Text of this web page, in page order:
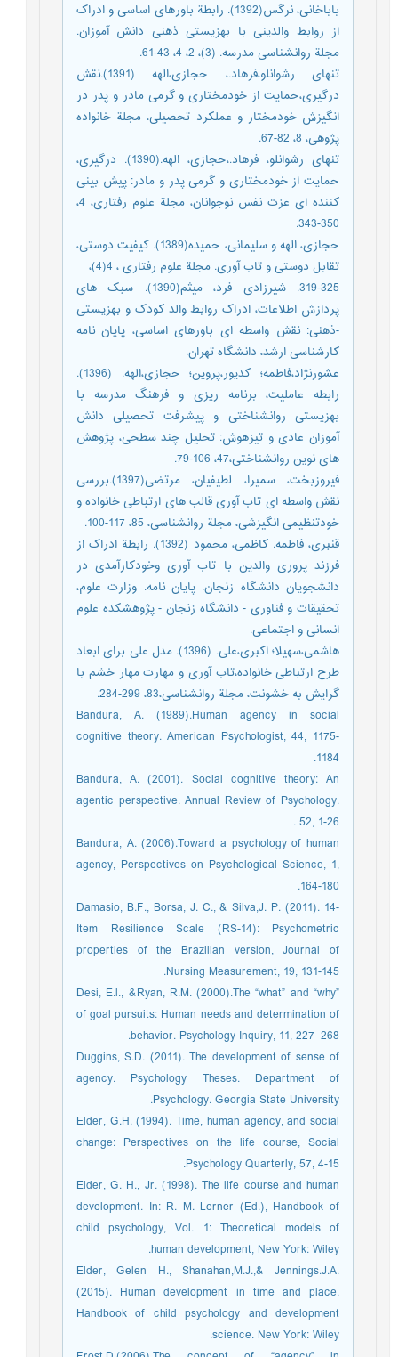
باباخانی، نرگس(1392). رابطة باورهای اساسی و ادراک
از روابط والدینی با بهزیستی ذهنی دانش آموزان.
مجلة روانشناسی مدرسه. (3)، 2، 4، 43-61.
تنهای رشوانلو،فرهاد.، حجازی،الهه (1391).نقش
درگیری،حمایت از خودمختاری و گرمی مادر و پدر در
انگیزش خودمختار و عملکرد تحصیلی، مجلة خانواده
پژوهی، 8، 82-67.
تنهای رشوانلو، فرهاد.،حجازی، الهه.(1390). درگیری،
حمایت از خودمختاری و گرمی پدر و مادر: پیش بینی
کننده ای عزت نفس نوجوانان، مجلة علوم رفتاری، 4،
350-343.
حجازی، الهه و سلیمانی، حمیده(1389). کیفیت دوستی،
تقابل دوستی و تاب آوری. مجلة علوم رفتاری ، 4(4)،
319-325. شیرزادی فرد، میثم(1390). سبک های
پردازش اطلاعات، ادراک روابط والد کودک و بهزیستی
-ذهنی: نقش واسطه ای باورهای اساسی، پایان نامه
کارشناسی ارشد، دانشگاه تهران.
عشورنژاد،فاطمه؛ کدیور،پروین؛ حجازی،الهه. (1396).
رابطه عاملیت، برنامه ریزی و فرهنگ مدرسه با
بهزیستی روانشناختی و پیشرفت تحصیلی دانش
آموزان عادی و تیزهوش: تحلیل چند سطحی، پژوهش
های نوین روانشناختی،47، 106-79.
فیروزبخت، سمیرا، لطیفیان، مرتضی(1397).بررسی
نقش واسطه ای تاب آوری قالب های ارتباطی خانواده و
خودتنظیمی انگیزشی، مجلة روانشناسی، 85، 117-100.
قنبری، فاطمه. کاظمی، محمود (1392). رابطة ادراک از
فرزند پروری والدین با تاب آوری وخودکارآمدی در
دانشجویان دانشگاه زنجان. پایان نامه. وزارت علوم،
تحقیقات و فناوری - دانشگاه زنجان - پژوهشکده علوم
انسانی و اجتماعی.
هاشمی،سهیلا؛ اکبری،علی. (1396). مدل علی برای ابعاد
طرح ارتباطی خانواده،تاب آوری و مهارت مهار خشم با
گرایش به خشونت، مجلة روانشناسی،83، 299-284.
Bandura, A. (1989).Human agency in social
cognitive theory. American Psychologist, 44, 1175-
1184.
Bandura, A. (2001). Social cognitive theory: An
agentic perspective. Annual Review of Psychology.
52, 1-26 .
Bandura, A. (2006).Toward a psychology of human
agency, Perspectives on Psychological Science, 1,
164-180.
Damasio, B.F., Borsa, J. C., & Silva,J. P. (2011). 14-
Item Resilience Scale (RS-14): Psychometric
properties of the Brazilian version, Journal of
Nursing Measurement, 19, 131-145.
Desi, E.l., &Ryan, R.M. (2000).The “what” and “why”
of goal pursuits: Human needs and determination of
behavior. Psychology Inquiry, 11, 227–268.
Duggins, S.D. (2011). The development of sense of
agency. Psychology Theses. Department of
Psychology. Georgia State University.
Elder, G.H. (1994). Time, human agency, and social
change: Perspectives on the life course, Social
Psychology Quarterly, 57, 4-15.
Elder, G. H., Jr. (1998). The life course and human
development. In: R. M. Lerner (Ed.), Handbook of
child psychology, Vol. 1: Theoretical models of
human development, New York: Wiley.
Elder, Gelen H., Shanahan,M.J.,& Jennings.J.A.
(2015). Human development in time and place.
Handbook of child psychology and development
science. New York: Wiley.